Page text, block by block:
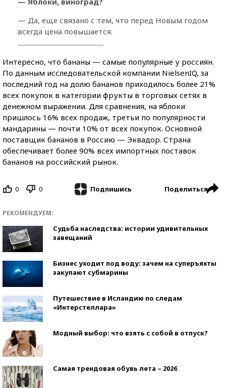
— Да, еще связано с тем, что перед Новым годом
всегда цена повышается.
Интересно, что бананы — самые популярные у россиян.
По данным исследовательской компании NielsenIQ, за
последний год на долю бананов приходилось более 21%
всех покупок в категории фрукты в торговых сетях в
денежном выражении. Для сравнения, на яблоки
пришлось 16% всех продаж, третьи по популярности
мандарины — почти 10% от всех покупок. Основной
поставщик бананов в Россию — Эквадор. Страна
обеспечивает более 90% всех импортных поставок
бананов на российский рынок.
0 0 Подпишись Поделиться
РЕКОМЕНДУЕМ:
Судьба наследства: истории удивительных
завещаний
Бизнес уходит под воду: зачем на суперъяхты
закупают субмарины
Путешествие в Исландию по следам
«Интерстеллара»
Модный выбор: что взять с собой в отпуск?
Самая трендовая обувь лета – 2026